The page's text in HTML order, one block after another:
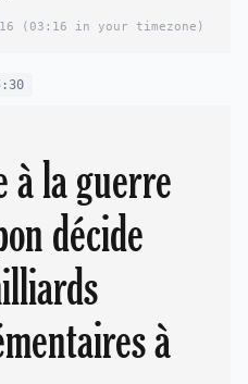
(03:16 in your timezone)
à la guerre
décide
à